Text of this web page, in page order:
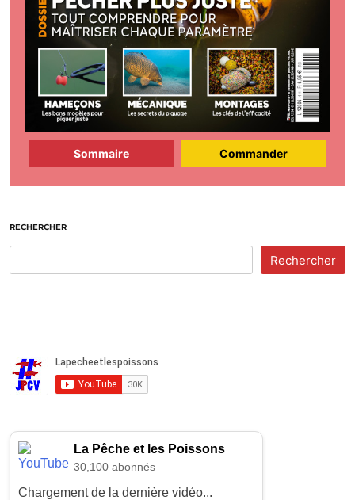
Sommaire Commander
RECHERCHER
Rechercher
La Pêche et les Poissons
30,100 abonnés
Chargement de la dernière vidéo...